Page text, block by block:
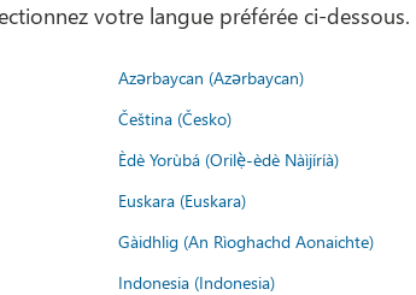
votre langue préférée ci-dessous.
Azərbaycan (Azərbaycan)
Čeština (Česko)
Èdè Yorùbá (Orilẹ̀-èdè Nàìjíríà)
Euskara (Euskara)
Gàidhlig (An Rìoghachd Aonaichte)
Indonesia (Indonesia)